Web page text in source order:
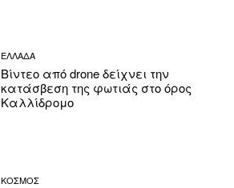
ΕΛΛΑΔΑ
Βίντεο από drone δείχνει την
κατάσβεση της φωτιάς στο όρος
Καλλίδρομο
ΚΟΣΜΟΣ